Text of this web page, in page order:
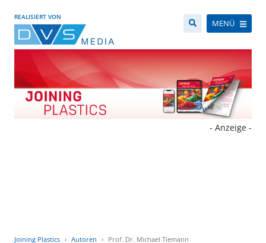
REALISIERT VON
MENÜ
- Anzeige -
Joining Plastics Autoren Prof. Dr. Michael Tiemann